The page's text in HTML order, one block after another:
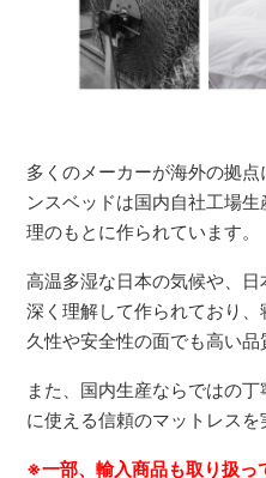
多くのメーカーが海外の拠
ンスベッドは国内自社工場
理のもとに作られています。
高温多湿な日本の気候や、
深く理解して作られており
久性や安全性の面でも高い品
また、国内生産ならではの
に使える信頼のマットレスを
※一部、輸入商品も取り扱っ